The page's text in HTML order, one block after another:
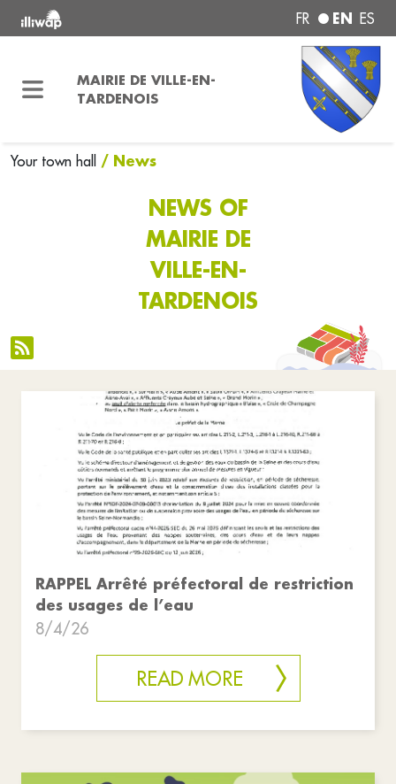
FR EN ES
MAIRIE DE VILLE-EN-
TARDENOIS
Your town hall / News
NEWS OF
MAIRIE DE
VILLE-EN-
TARDENOIS
RAPPEL Arrêté préfectoral de restriction
des usages de l’eau
8/4/26
READ MORE